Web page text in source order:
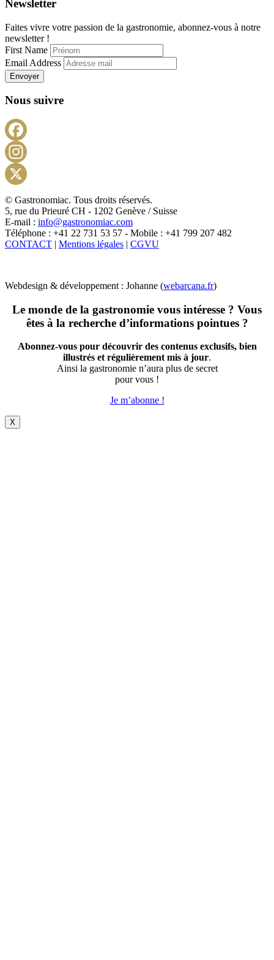
Newsletter
Faites vivre votre passion de la gastronomie, abonnez-vous à notre
newsletter !
First Name
Email Address
Envoyer
Nous suivre
X
© Gastronomiac. Tous droits réservés.
5, rue du Prieuré CH - 1202 Genève / Suisse
E-mail : info@gastronomiac.com
Téléphone : +41 22 731 53 57 - Mobile : +41 799 207 482
CONTACT | Mentions légales | CGVU
Webdesign & développement : Johanne (webarcana.fr)
Le monde de la gastronomie vous intéresse ? Vous
êtes à la recherche d’informations pointues ?
Abonnez-vous pour découvrir des contenus exclusifs, bien
illustrés et régulièrement mis à jour.
Ainsi la gastronomie n’aura plus de secret
pour vous !
Je m’abonne !
X